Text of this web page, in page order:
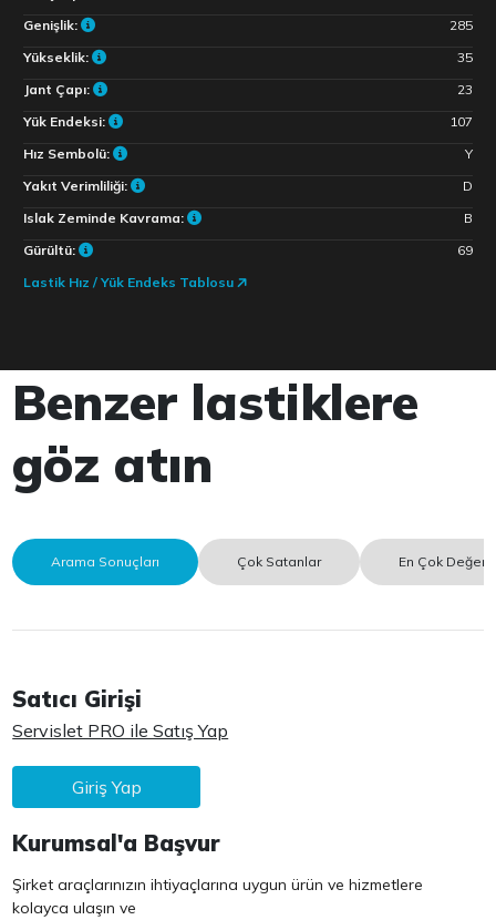
Genişlik:
285
Yükseklik:
35
Jant Çapı:
23
Yük Endeksi:
107
Hız Sembolü:
Y
Yakıt Verimliliği:
D
Islak Zeminde Kavrama:
B
Gürültü:
69
Lastik Hız / Yük Endeks Tablosu
Benzer lastiklere
göz atın
Arama Sonuçları Çok Satanlar En Çok
Satıcı Girişi
Servislet PRO ile Satış Yap
Giriş Yap
Kurumsal'a Başvur
Şirket araçlarınızın ihtiyaçlarına uygun ürün ve hizmetlere
kolayca ulaşın ve